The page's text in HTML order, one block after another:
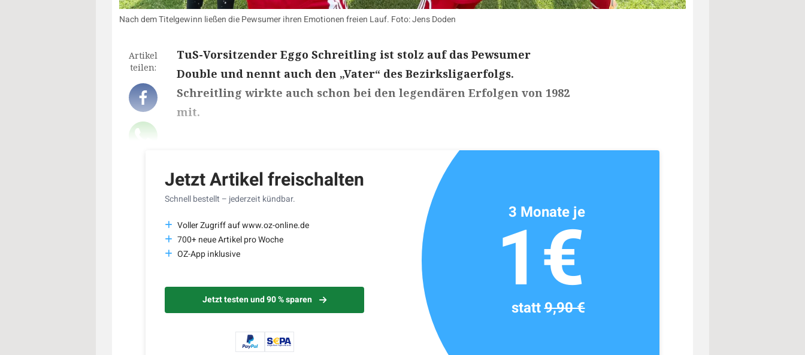
Nach dem Titelgewinn ließen die Pewsumer ihren Emotionen freien Lauf. Foto: Jens Doden
Artikel
teilen:
TuS-Vorsitzender Eggo Schreitling ist stolz auf das Pewsumer
Double und nennt auch den „Vater“ des Bezirksligaerfolgs.
Schreitling wirkte auch schon bei den legendären Erfolgen von 1982
mit.
Jetzt Artikel freischalten
Schnell bestellt – jederzeit kündbar.
Voller Zugriff auf www.oz-online.de
700+ neue Artikel pro Woche
OZ-App inklusive
Jetzt testen und 90 % sparen
3 Monate je
1€
statt9,90 €